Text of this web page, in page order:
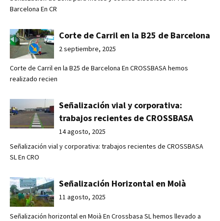
Barcelona En CR
Corte de Carril en la B25 de Barcelona
2 septiembre, 2025
Corte de Carril en la B25 de Barcelona En CROSSBASA hemos
realizado recien
Señalización vial y corporativa:
trabajos recientes de CROSSBASA
14 agosto, 2025
Señalización vial y corporativa: trabajos recientes de CROSSBASA
SL En CRO
Señalización Horizontal en Moià
11 agosto, 2025
Señalización horizontal en Moià En Crossbasa SL hemos llevado a